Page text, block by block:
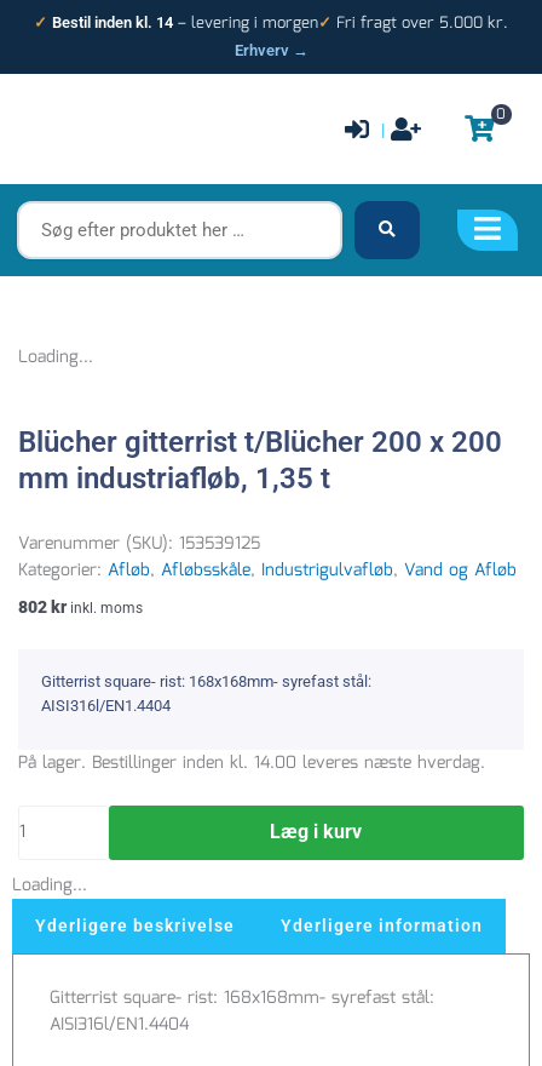
✓ Bestil inden kl. 14 – levering i morgen✓ Fri fragt over 5.000 kr.
Erhverv →
|
0
Søg
efter
produktet
Loading...
Blücher gitterrist t/Blücher 200 x 200
mm industriafløb, 1,35 t
Varenummer (SKU): 153539125
Kategorier: Afløb, Afløbsskåle, Industrigulvafløb, Vand og Afløb
802 kr inkl. moms
Gitterrist square- rist: 168x168mm- syrefast stål:
AISI316l/EN1.4404
På lager. Bestillinger inden kl. 14.00 leveres næste hverdag.
Blücher
200
200
mm
industriafløb,
antal
Læg i kurv
Loading...
Yderligere beskrivelse Yderligere information
Gitterrist square- rist: 168x168mm- syrefast stål:
AISI316l/EN1.4404